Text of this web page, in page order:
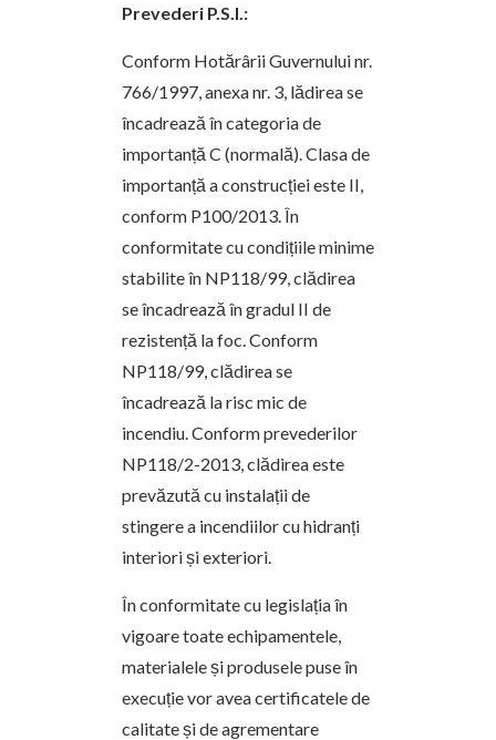
Prevederi P.S.I.:
Conform Hotărârii Guvernului nr.
766/1997, anexa nr. 3, lădirea se
încadrează în categoria de
importanță C (normală). Clasa de
importanță a construcției este II,
conform P100/2013. În
conformitate cu condițiile minime
stabilite în NP118/99, clădirea
se încadrează în gradul II de
rezistență la foc. Conform
NP118/99, clădirea se
încadrează la risc mic de
incendiu. Conform prevederilor
NP118/2-2013, clădirea este
prevăzută cu instalații de
stingere a incendiilor cu hidranți
interiori și exteriori.
În conformitate cu legislația în
vigoare toate echipamentele,
materialele și produsele puse în
execuție vor avea certificatele de
calitate și de agrementare